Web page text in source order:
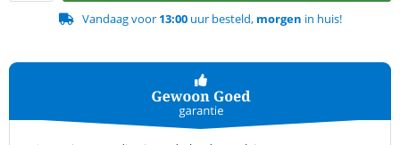
Vandaag voor 13:00uur besteld, morgen in huis!